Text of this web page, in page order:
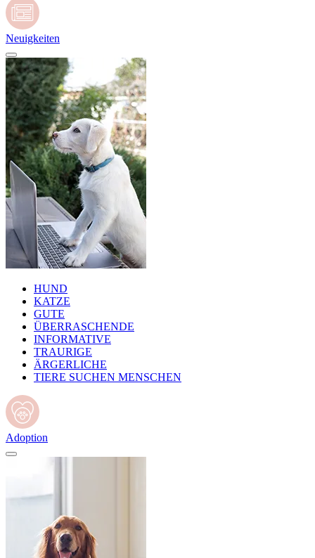
Neuigkeiten
HUND
KATZE
GUTE
ÜBERRASCHENDE
INFORMATIVE
TRAURIGE
ÄRGERLICHE
TIERE SUCHEN MENSCHEN
Adoption